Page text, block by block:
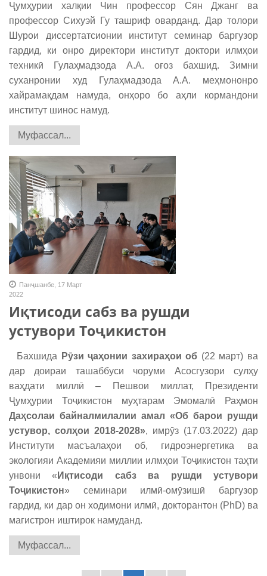
Ҷумҳурии халқии Чин профессор Сян Джанг ва
профессор Сихуэй Гу ташриф оварданд. Дар толори
Шурои диссертатсионии институт семинар баргузор
гардид, ки онро директори институт доктори илмҳои
техникӣ Гулаҳмадзода А.А. оғоз бахшид. Зимни
суханронии худ Гулаҳмадзода А.А. меҳмононро
хайрамақдам намуда, онҳоро бо аҳли кормандони
институт шинос намуд.
Муфассал...
Панҷшанбе, 17 Март
2022
Иқтисоди сабз ва рушди
устувори Тоҷикистон
Бахшида Рӯзи ҷаҳонии захираҳои об (22 март) ва
дар доираи ташаббуси чоруми Асосгузори сулҳу
ваҳдати миллӣ – Пешвои миллат, Президенти
Ҷумҳурии Тоҷикистон муҳтарам Эмомалӣ Раҳмон
Даҳсолаи байналмилалии амал «Об барои рушди
устувор, солҳои 2018-2028», имрӯз (17.03.2022) дар
Институти масъалаҳои об, гидроэнергетика ва
экологияи Академияи миллии илмҳои Тоҷикистон таҳти
унвони « Иқтисоди сабз ва рушди устувори
Тоҷикистон» семинари илмӣ-омӯзишӣ баргузор
гардид, ки дар он ходимони илмӣ, докторантон (PhD) ва
магистрон иштирок намуданд.
Муфассал...